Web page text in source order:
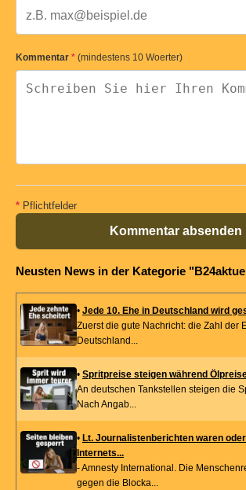
Kommentar * (mindestens 10 Woerter)
* Pflichtfelder
Kommentar absenden
Neusten News in der Kategorie
• Jede 10. Ehe in Deutschland wird
Zuerst die gute Nachricht: die Zahl der
Deutschland...
• Spritpreise steigen während
An deutschen Tankstellen steigen die
Nach Angab...
• Lt. Journalistenberichten waren
Internets...
- Amnesty International. Die
gegen die Blocka...